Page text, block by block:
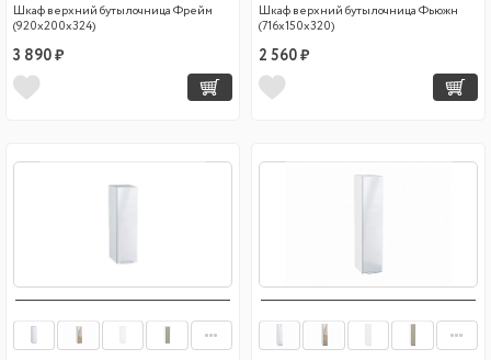
Шкаф верхний бутылочница Фрейм
(920х200х324)
3 890 ₽
Шкаф верхний бутылочница Фьюжн
(716х150х320)
2 560 ₽